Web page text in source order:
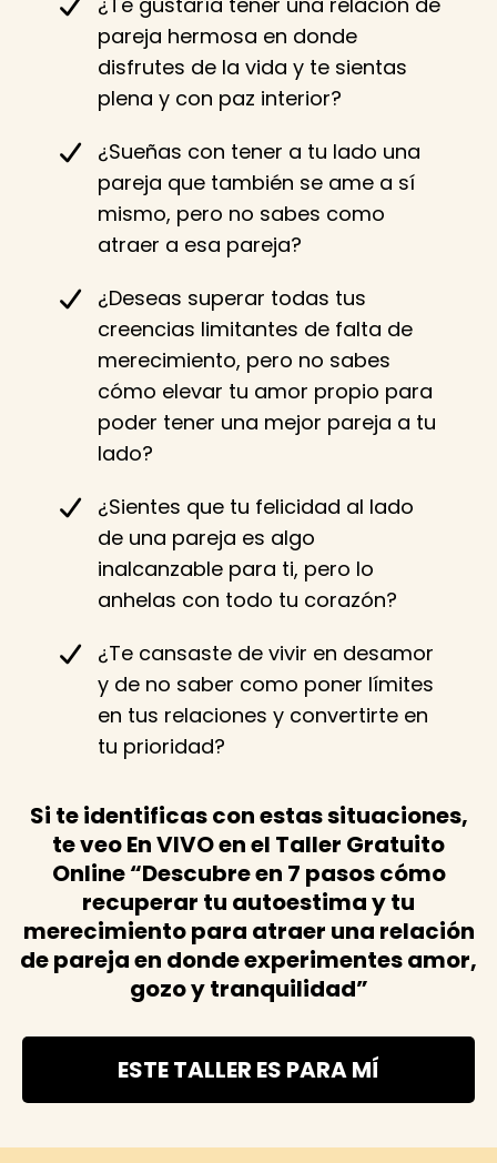
pareja hermosa en donde
disfrutes de la vida y te sientas
plena y con paz interior?
¿Sueñas con tener a tu lado una
pareja que también se ame a sí
mismo, pero no sabes como
atraer a esa pareja?
¿Deseas superar todas tus
creencias limitantes de falta de
merecimiento, pero no sabes
cómo elevar tu amor propio para
poder tener una mejor pareja a tu
lado?
¿Sientes que tu felicidad al lado
de una pareja es algo
inalcanzable para ti, pero lo
anhelas con todo tu corazón?
¿Te cansaste de vivir en desamor
y de no saber como poner límites
en tus relaciones y convertirte en
tu prioridad?
Si te identificas con estas situaciones,
te veo En VIVO en el Taller Gratuito
Online “Descubre en 7 pasos cómo
recuperar tu autoestima y tu
merecimiento para atraer una relación
de pareja en donde experimentes amor,
gozo y tranquilidad”
ESTE TALLER ES PARA MÍ